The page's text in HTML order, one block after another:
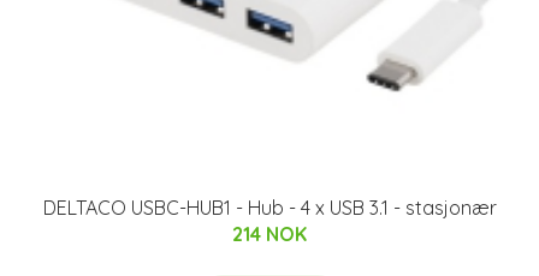
DELTACO USBC-HUB1 - Hub - 4 x USB 3.1 - stasjonær
214 NOK